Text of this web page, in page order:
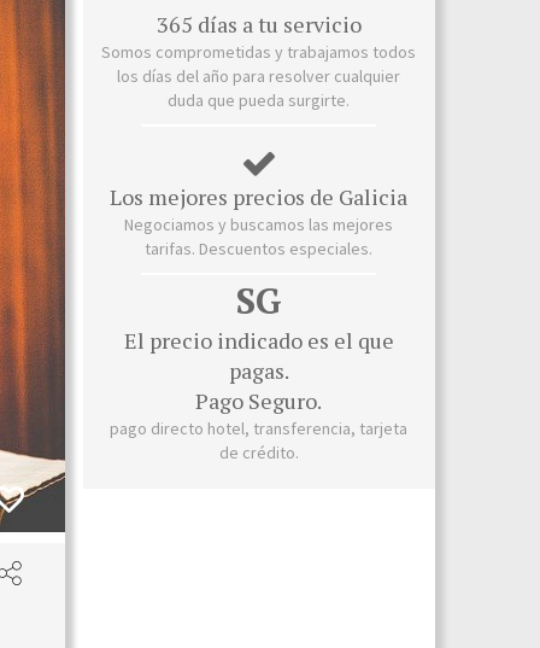
365 días a tu servicio
Somos comprometidas y trabajamos todos
los días del año para resolver cualquier
duda que pueda surgirte.
Los mejores precios de Galicia
Negociamos y buscamos las mejores
tarifas. Descuentos especiales.
SG
El precio indicado es el que
pagas.
Pago Seguro.
pago directo hotel, transferencia, tarjeta
de crédito.